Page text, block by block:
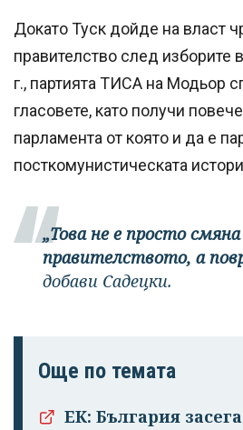
Докато Туск дойде на власт
правителство след изборите
г., партията ТИСА на Модьор
гласовете, като получи
парламента от която и да е
посткомунистическата
„Това не е просто
правителството, а
добави Садецки.
Още по темата
ЕК: България